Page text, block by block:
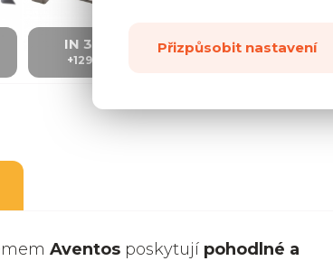
IN 3 - kov
+129 Kč/Ks
Aventos poskytují pohodlné a
Přizpůsobit nastavení